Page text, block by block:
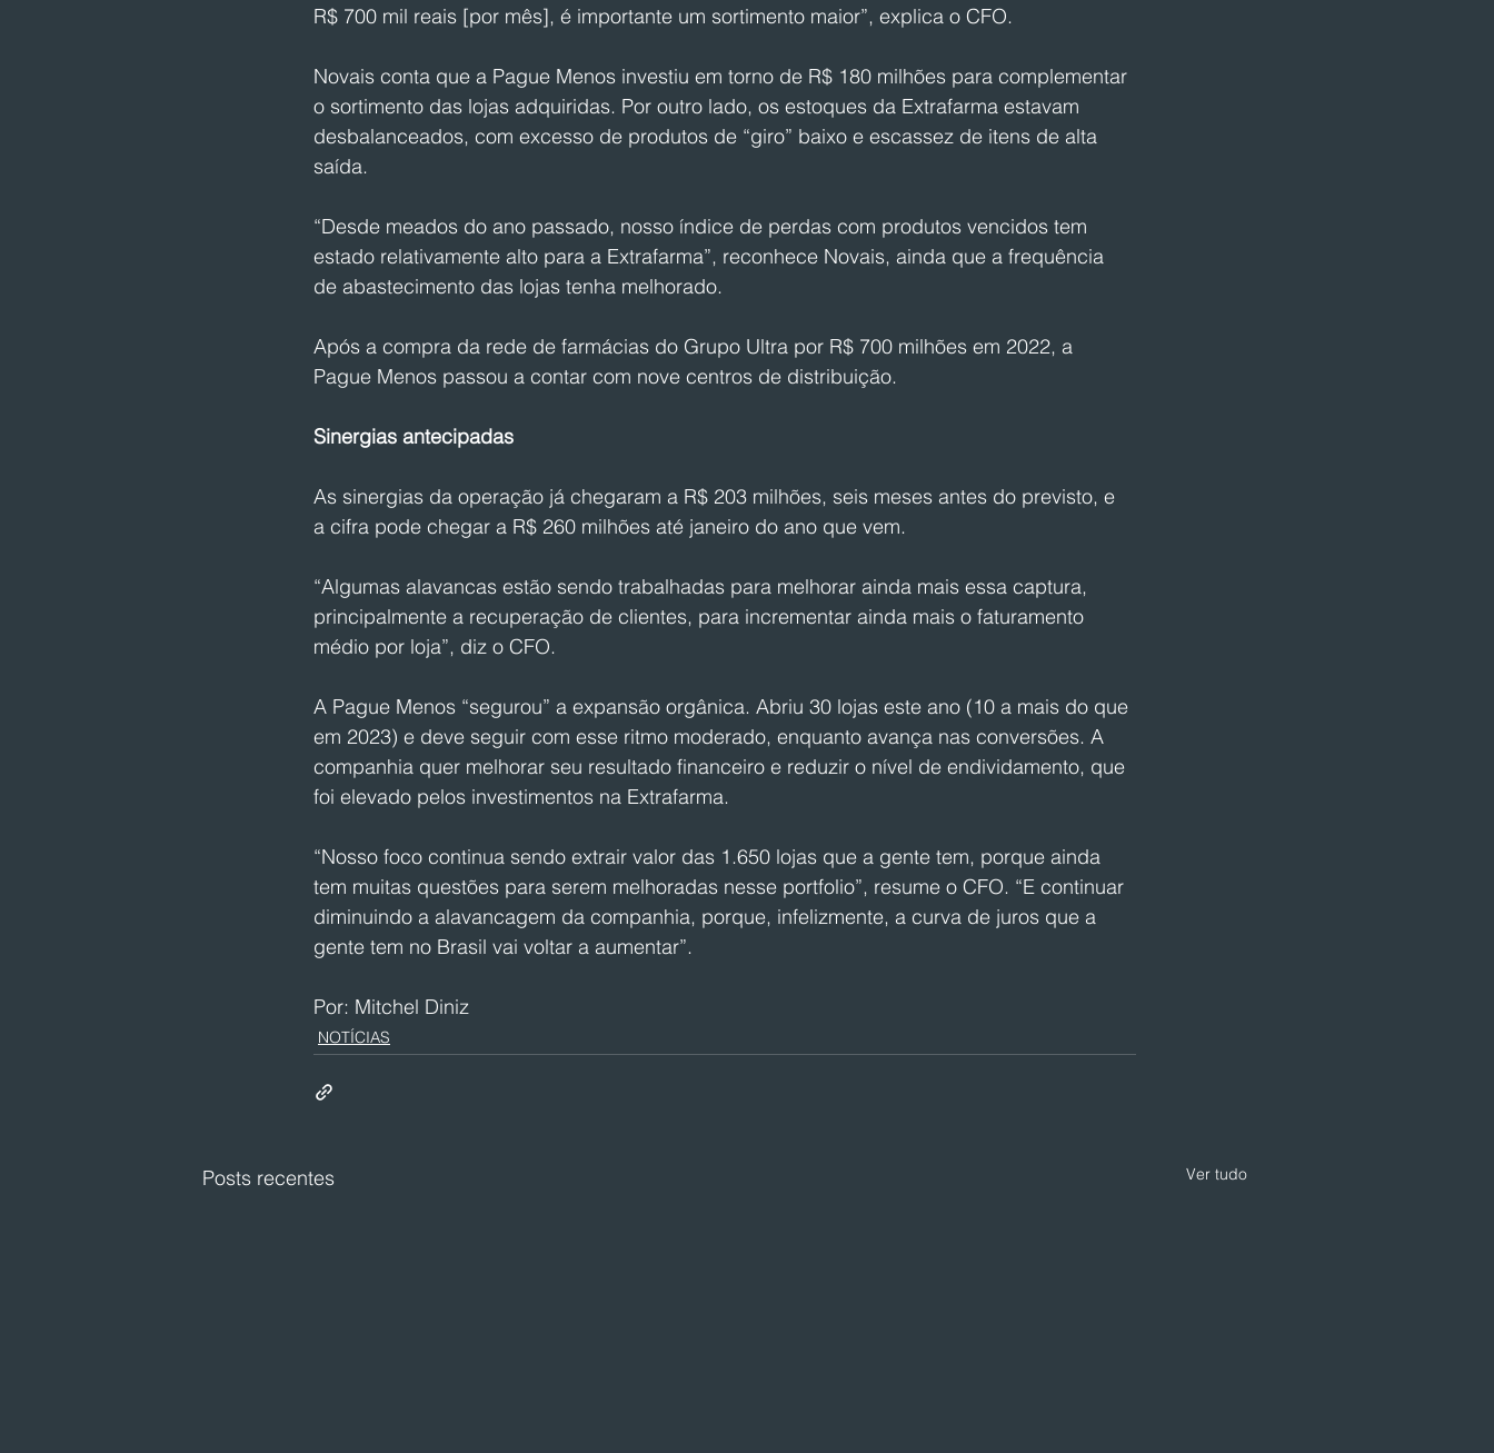
R$ 700 mil reais [por mês], é importante um sortimento maior”, explica o CFO.
Novais conta que a Pague Menos investiu em torno de R$ 180 milhões para complementar
o sortimento das lojas adquiridas. Por outro lado, os estoques da Extrafarma estavam
desbalanceados, com excesso de produtos de “giro” baixo e escassez de itens de alta
saída.
“Desde meados do ano passado, nosso índice de perdas com produtos vencidos tem
estado relativamente alto para a Extrafarma”, reconhece Novais, ainda que a frequência
de abastecimento das lojas tenha melhorado.
Após a compra da rede de farmácias do Grupo Ultra por R$ 700 milhões em 2022, a
Pague Menos passou a contar com nove centros de distribuição.
Sinergias antecipadas
As sinergias da operação já chegaram a R$ 203 milhões, seis meses antes do previsto, e
a cifra pode chegar a R$ 260 milhões até janeiro do ano que vem.
“Algumas alavancas estão sendo trabalhadas para melhorar ainda mais essa captura,
principalmente a recuperação de clientes, para incrementar ainda mais o faturamento
médio por loja”, diz o CFO.
A Pague Menos “segurou” a expansão orgânica. Abriu 30 lojas este ano (10 a mais do que
em 2023) e deve seguir com esse ritmo moderado, enquanto avança nas conversões. A
companhia quer melhorar seu resultado financeiro e reduzir o nível de endividamento, que
foi elevado pelos investimentos na Extrafarma.
“Nosso foco continua sendo extrair valor das 1.650 lojas que a gente tem, porque ainda
tem muitas questões para serem melhoradas nesse portfolio”, resume o CFO. “E continuar
diminuindo a alavancagem da companhia, porque, infelizmente, a curva de juros que a
gente tem no Brasil vai voltar a aumentar”.
Por: Mitchel Diniz
NOTÍCIAS
Posts recentes Ver tudo